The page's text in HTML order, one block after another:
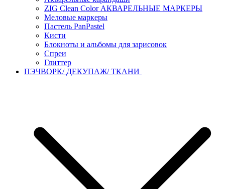
ZIG Clean Color АКВАРЕЛЬНЫЕ МАРКЕРЫ
Меловые маркеры
Пастель PanPastel
Кисти
Блокноты и альбомы для зарисовок
Спреи
Глиттер
ПЭЧВОРК/ ДЕКУПАЖ/ ТКАНИ